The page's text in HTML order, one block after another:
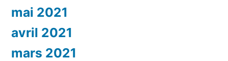
mai 2021
avril 2021
mars 2021